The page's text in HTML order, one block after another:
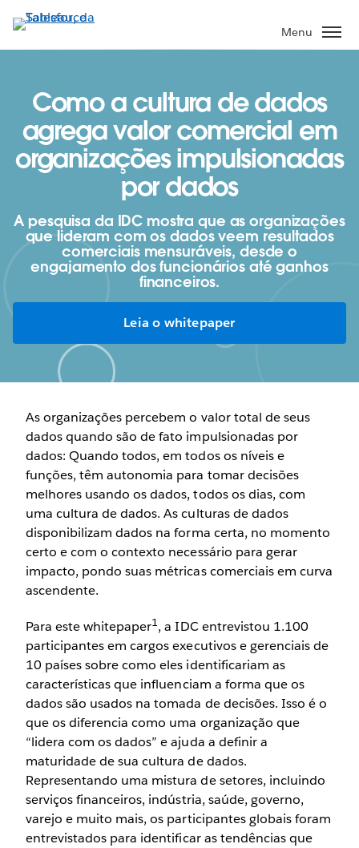
Pular
para
o
Menu
Como a cultura de dados
agrega valor comercial em
organizações impulsionadas
por dados
A pesquisa da IDC mostra que as organizações
que lideram com os dados veem resultados
comerciais mensuráveis, desde o
engajamento dos funcionários até ganhos
financeiros.
Leia o whitepaper
As organizações percebem o valor total de seus
dados quando são de fato impulsionadas por
dados: Quando todos, em todos os níveis e
funções, têm autonomia para tomar decisões
melhores usando os dados, todos os dias, com
uma cultura de dados. As culturas de dados
disponibilizam dados na forma certa, no momento
certo e com o contexto necessário para gerar
impacto, pondo suas métricas comerciais em curva
ascendente.
Para este whitepaper1, a IDC entrevistou 1.100
participantes em cargos executivos e gerenciais de
10 países sobre como eles identificariam as
características que influenciam a forma que os
dados são usados​ na tomada de decisões. Isso é o
que os diferencia como uma organização que
“lidera com os dados” e ajuda a definir a
maturidade de sua cultura de dados.
Representando uma mistura de setores, incluindo
serviços financeiros, indústria, saúde, governo,
varejo e muito mais, os participantes globais foram
entrevistados para identificar as tendências que